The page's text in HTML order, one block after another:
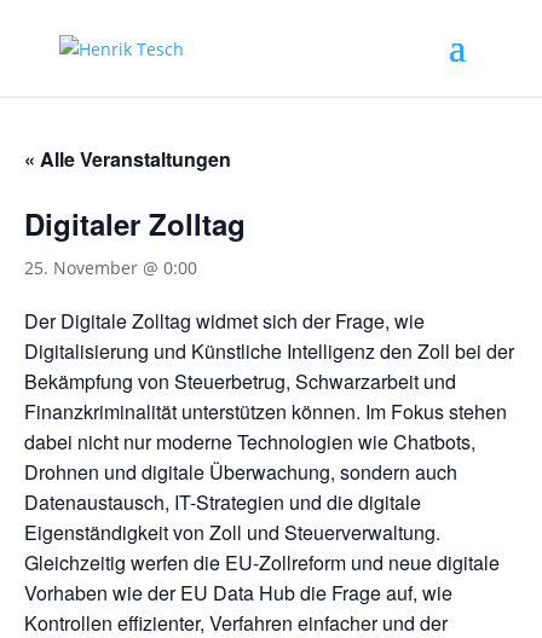
« Alle Veranstaltungen
Digitaler Zolltag
25. November @ 0:00
Der Digitale Zolltag widmet sich der Frage, wie
Digitalisierung und Künstliche Intelligenz den Zoll bei der
Bekämpfung von Steuerbetrug, Schwarzarbeit und
Finanzkriminalität unterstützen können. Im Fokus stehen
dabei nicht nur moderne Technologien wie Chatbots,
Drohnen und digitale Überwachung, sondern auch
Datenaustausch, IT-Strategien und die digitale
Eigenständigkeit von Zoll und Steuerverwaltung.
Gleichzeitig werfen die EU-Zollreform und neue digitale
Vorhaben wie der EU Data Hub die Frage auf, wie
Kontrollen effizienter, Verfahren einfacher und der